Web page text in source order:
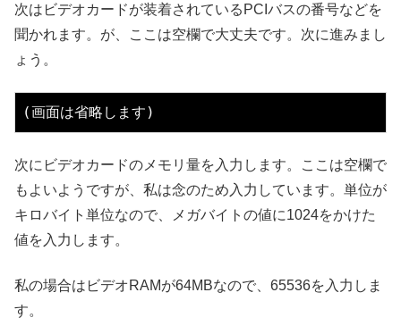
次はビデオカードが装着されているPCIバスの番号などを
聞かれます。が、ここは空欄で大丈夫です。次に進みまし
ょう。
次にビデオカードのメモリ量を入力します。ここは空欄で
もよいようですが、私は念のため入力しています。単位が
キロバイト単位なので、メガバイトの値に1024をかけた
値を入力します。
私の場合はビデオRAMが64MBなので、65536を入力しま
す。